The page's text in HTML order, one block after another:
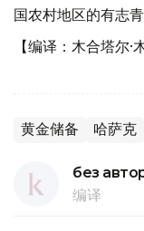
国农村地区的有志
【编译：木合塔尔·
黄金储备 哈萨克
без
编译